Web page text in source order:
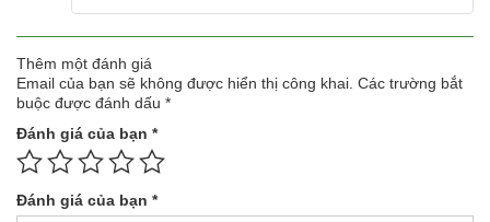
Thêm một đánh giá
Email của bạn sẽ không được hiển thị công khai. Các trường bắt
buộc được đánh dấu *
Đánh giá của bạn *
Đánh giá của bạn *